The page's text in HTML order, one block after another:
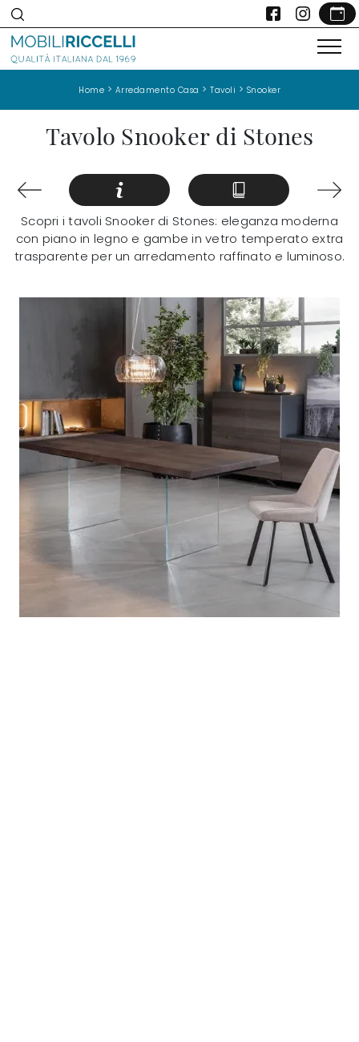
Home > Arredamento Casa > Tavoli > Snooker
Tavolo Snooker di Stones
Scopri i tavoli Snooker di Stones: eleganza moderna
con piano in legno e gambe in vetro temperato extra
trasparente per un arredamento raffinato e luminoso.